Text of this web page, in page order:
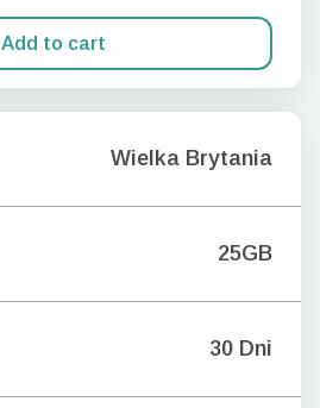
Add to cart
Wielka Brytania
25GB
30 Dni